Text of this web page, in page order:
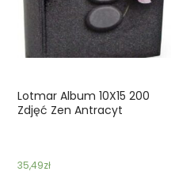
Lotmar Album 10X15 200
Zdjęć Zen Antracyt
35,49zł